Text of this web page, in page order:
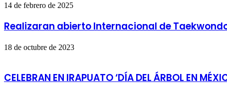
14 de febrero de 2025
Realizaran abierto Internacional de
18 de octubre de 2023
CELEBRAN EN IRAPUATO ‘DÍA DEL ÁRBOL EN